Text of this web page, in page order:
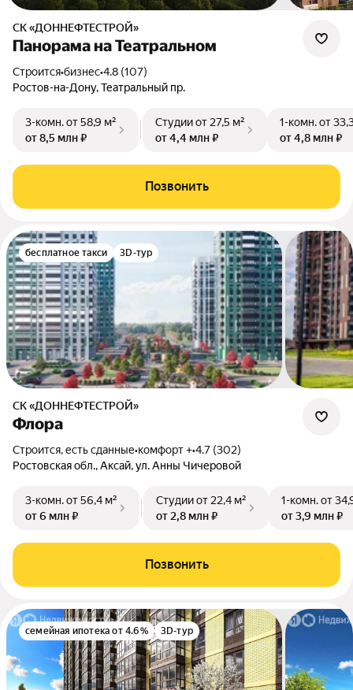
СК «ДОННЕФТЕСТРОЙ»
Панорама на Театральном
Строится•бизнес•4.8 (107)
Ростов-на-Дону, Театральный пр.
3-комн.от 58,9 м²
от 8,5 млн ₽
Студииот 27,5 м²
от 4,4 млн ₽
1-комн.от
от 4,8 млн ₽
Позвонить
бесплатное такси 3D-тур
СК «ДОННЕФТЕСТРОЙ»
Флора
Строится, есть сданные•комфорт +•4.7 (302)
Ростовская обл., Аксай, ул. Анны Чичеровой
3-комн.от 56,4 м²
от 6 млн ₽
Студииот 22,4 м²
от 2,8 млн ₽
1-комн.от
от 3,9 млн ₽
Позвонить
семейная ипотека от 4.6% 3D-тур